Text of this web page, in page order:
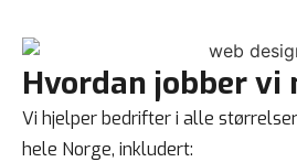
Hvordan jobber vi
Vi hjelper bedrifter i alle
hele Norge, inkludert: